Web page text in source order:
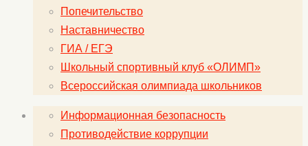
Попечительство
Наставничество
ГИА / ЕГЭ
Школьный спортивный клуб «ОЛИМП»
Всероссийская олимпиада школьников
Информационная безопасность
Противодействие коррупции